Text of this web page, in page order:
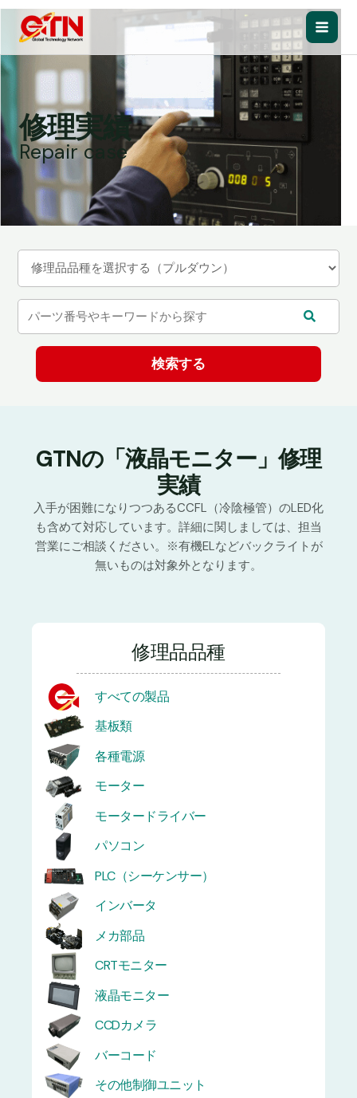
内
ス
プ
Main
修理実績
Repair case
GTNの「液晶モニター」修理
実績
入手が困難になりつつあるCCFL（冷陰極管）のLED化
も含めて対応しています。詳細に関しましては、担当
営業にご相談ください。※有機ELなどバックライトが
無いものは対象外となります。
修理品品種
すべての製品
基板類
各種電源
モーター
モータードライバー
パソコン
PLC（シーケンサー）
インバータ
メカ部品
CRTモニター
液晶モニター
CCDカメラ
バーコード
その他制御ユニット